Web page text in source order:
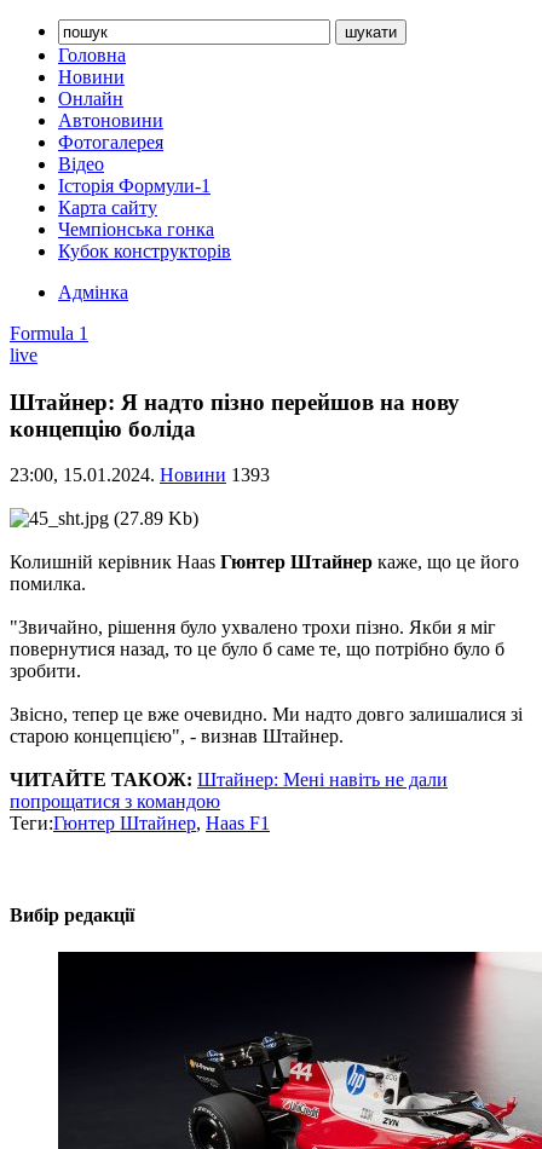
Головна
Новини
Онлайн
Автоновини
Фотогалерея
Відео
Історія Формули-1
Карта сайту
Чемпіонська гонка
Кубок конструкторів
Адмінка
Formula 1
live
Штайнер: Я надто пізно перейшов на нову
концепцію боліда
23:00, 15.01.2024. Новини 1393
Колишній керівник Haas Гюнтер Штайнер каже, що це його
помилка.
"Звичайно, рішення було ухвалено трохи пізно. Якби я міг
повернутися назад, то це було б саме те, що потрібно було б
зробити.
Звісно, тепер це вже очевидно. Ми надто довго залишалися зі
старою концепцією", - визнав Штайнер.
ЧИТАЙТЕ ТАКОЖ: Штайнер: Мені навіть не дали
попрощатися з командою
Теги:Гюнтер Штайнер, Haas F1
Вибір редакції